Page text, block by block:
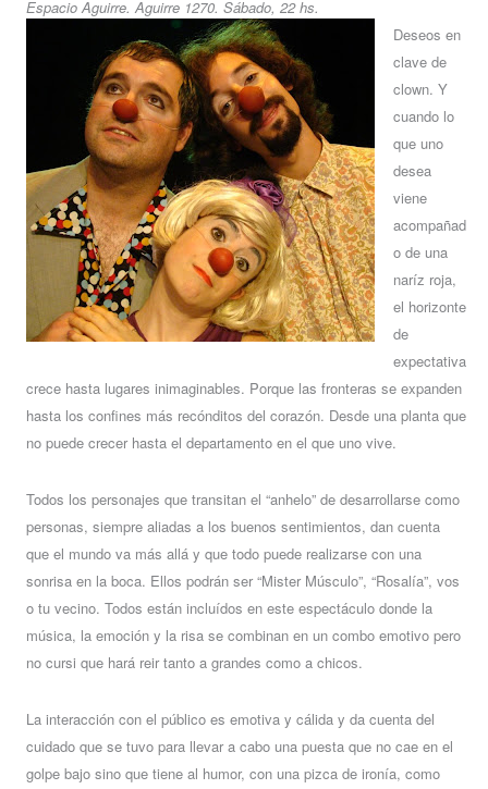
Espacio Aguirre. Aguirre 1270. Sábado, 22 hs.
Deseos en
clave de
clown. Y
cuando lo
que uno
desea
viene
acompañad
o de una
naríz roja,
el horizonte
de
expectativa
crece hasta lugares inimaginables. Porque las fronteras se expanden
hasta los confines más recónditos del corazón. Desde una planta que
no puede crecer hasta el departamento en el que uno vive.
Todos los personajes que transitan el “anhelo” de desarrollarse como
personas, siempre aliadas a los buenos sentimientos, dan cuenta
que el mundo va más allá y que todo puede realizarse con una
sonrisa en la boca. Ellos podrán ser “Mister Músculo”, “Rosalía”, vos
o tu vecino. Todos están incluídos en este espectáculo donde la
música, la emoción y la risa se combinan en un combo emotivo pero
no cursi que hará reir tanto a grandes como a chicos.
La interacción con el público es emotiva y cálida y da cuenta del
cuidado que se tuvo para llevar a cabo una puesta que no cae en el
golpe bajo sino que tiene al humor, con una pizca de ironía, como